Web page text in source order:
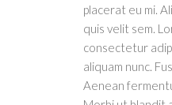
placerat eu mi.
quis velit sem.
consectetur
aliquam nunc.
Aenean